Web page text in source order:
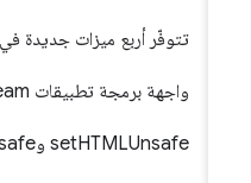
تتوفّر أربع ميزات جديدة في Baseline
واجهة برمجة تطبيقات WebSocketStream
setHTMLUnsafe وparseHTMLUnsafe